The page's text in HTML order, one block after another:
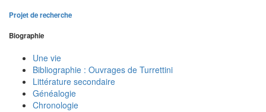
Projet de recherche
Biographie
Une vie
Bibliographie : Ouvrages de Turrettini
Littérature secondaire
Généalogie
Chronologie